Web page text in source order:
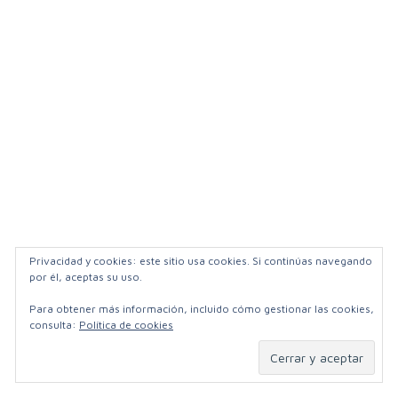
Privacidad y cookies: este sitio usa cookies. Si continúas navegando
por él, aceptas su uso.
Para obtener más información, incluido cómo gestionar las cookies,
consulta: Política de cookies